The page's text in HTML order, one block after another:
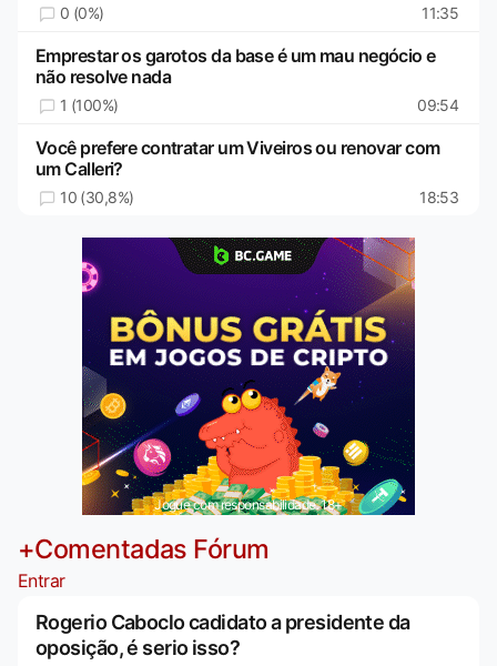
0 (0%) 11:35
Emprestar os garotos da base é um mau negócio e
não resolve nada
1 (100%) 09:54
Você prefere contratar um Viveiros ou renovar com
um Calleri?
10 (30,8%) 18:53
Jogue com responsabilidade. 18+
+Comentadas Fórum
Entrar
Rogerio Caboclo cadidato a presidente da
oposição, é serio isso?